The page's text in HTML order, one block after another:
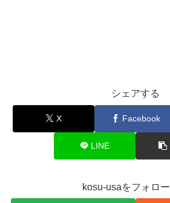
シェアする
X Facebook
LINE
kosu-usaをフォロ